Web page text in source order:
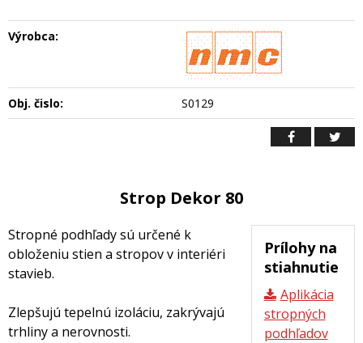
Výrobca:
Obj. čislo: S0129
Strop Dekor 80
Prílohy na
stiahnutie
Aplikácia
stropných
podhľadov
Stropné podhľady sú určené k
obloženiu stien a stropov v interiéri
stavieb.
Zlepšujú tepelnú izoláciu, zakrývajú
trhliny a nerovnosti.